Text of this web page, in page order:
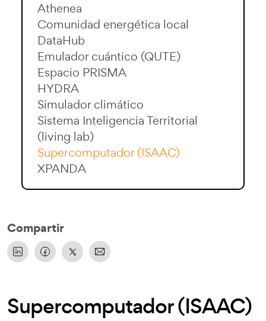
Athenea
Comunidad energética local
DataHub
Emulador cuántico (QUTE)
Espacio PRISMA
HYDRA
Simulador climático
Sistema Inteligencia Territorial
(living lab)
Supercomputador (ISAAC)
XPANDA
Compartir
Supercomputador (ISAAC)